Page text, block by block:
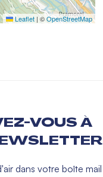
Leaflet | ©OpenStreetMap
VOUS À
dans votre boîte mail